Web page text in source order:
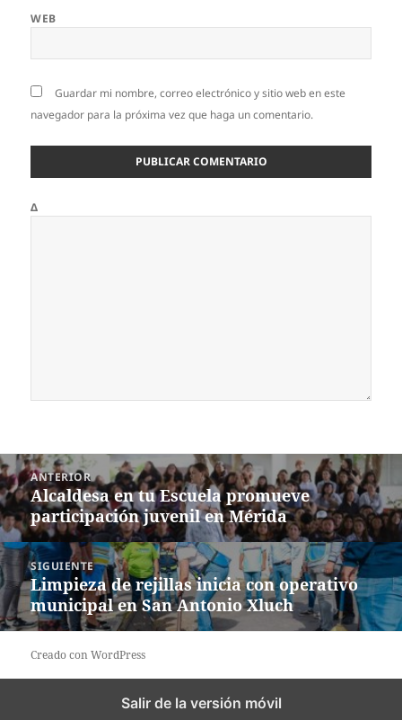
WEB
Guardar mi nombre, correo electrónico y sitio web en este
navegador para la próxima vez que haga un comentario.
Δ
Navegación
de
entradas
ANTERIOR
Entrada
anterior:
Alcaldesa en tu Escuela promueve
participación juvenil en Mérida
SIGUIENTE
Siguiente
entrada:
Limpieza de rejillas inicia con operativo
municipal en San Antonio Xluch
Creado con WordPress
Salir de la versión móvil